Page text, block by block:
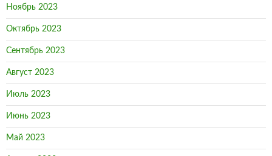
Ноябрь 2023
Октябрь 2023
Сентябрь 2023
Август 2023
Июль 2023
Июнь 2023
Май 2023